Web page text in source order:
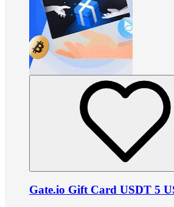
Gate.io Gift Card USDT 5